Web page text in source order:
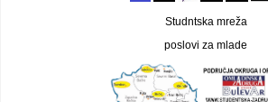
Studntska mreža
poslovi za mlade